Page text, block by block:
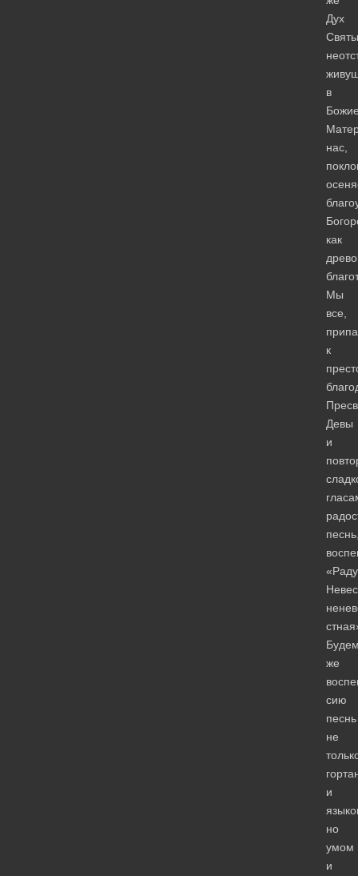
Дух
в
нас,
как
Мы
все,
к
Девы
и
же
сию
песнь
не
и
но
умом
и